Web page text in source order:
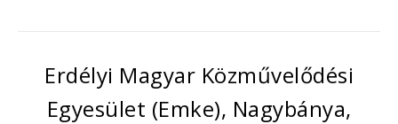
Erdélyi Magyar Közművelődési
Egyesület (Emke), Nagybánya,